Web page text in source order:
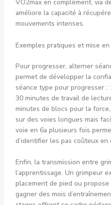
VO2max en complément, via
améliore la capacité à
mouvements intenses.
Exemples pratiques et mise
Pour progresser, alterner
permet de développer la
séance type pour progresser :
30 minutes de travail de
minutes de blocs pour la
sur des voies longues mais
voie en 6a plusieurs fois
d’identifier les pas coûteux en
Enfin, la transmission entre
l’apprentissage. Un grimpeur
placement de pied ou
gagner des mois